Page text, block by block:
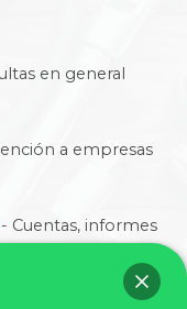
en general
a empresas
- Cuentas, informes